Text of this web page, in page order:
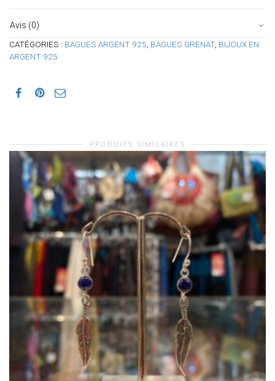
Avis (0)
CATÉGORIES : BAGUES ARGENT 925 BAGUES GRENAT, BIJOUX EN
ARGENT 925
PRODUITS SIMILAIRES